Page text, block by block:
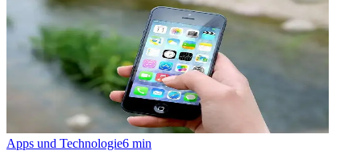
Apps und Technologie6 min